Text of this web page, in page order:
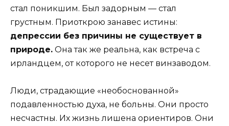
стал поникшим. Был задорным — стал
грустным. Приоткрою занавес истины:
депрессии без причины не существует в
природе. Она так же реальна, как встреча с
ирландцем, от которого не несет винзаводом.
Люди, страдающие «необоснованной»
подавленностью духа, не больны. Они просто
несчастны. Их жизнь лишена ориентиров. Они